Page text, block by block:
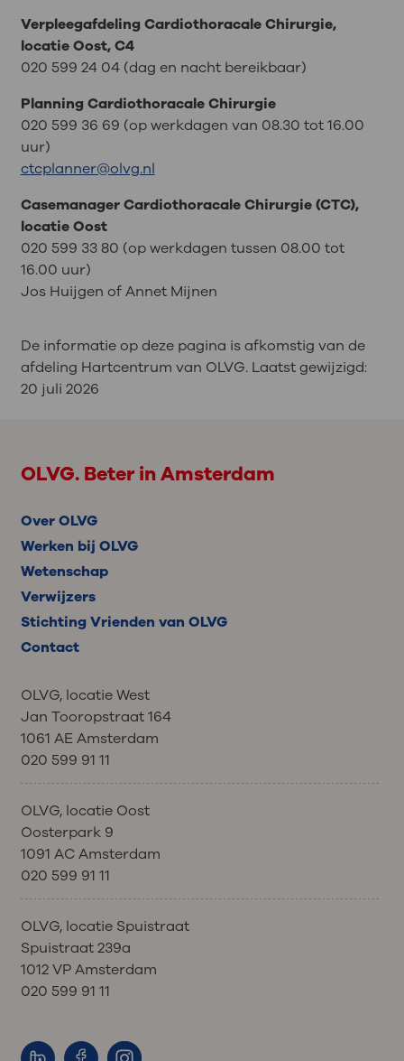
Verpleegafdeling Cardiothoracale Chirurgie,
locatie Oost, C4
020 599 24 04 (dag en nacht bereikbaar)
Planning Cardiothoracale Chirurgie
020 599 36 69 (op werkdagen van 08.30 tot 16.00
uur)
ctcplanner@olvg.nl
Casemanager Cardiothoracale Chirurgie (CTC),
locatie Oost
020 599 33 80 (op werkdagen tussen 08.00 tot
16.00 uur)
Jos Huijgen of Annet Mijnen
De informatie op deze pagina is afkomstig van de
afdeling Hartcentrum van OLVG. Laatst gewijzigd:
20 juli 2026
OLVG. Beter in Amsterdam
Over OLVG
Werken bij OLVG
Wetenschap
Verwijzers
Stichting Vrienden van OLVG
Contact
OLVG, locatie West
Jan Tooropstraat 164
1061 AE Amsterdam
020 599 91 11
OLVG, locatie Oost
Oosterpark 9
1091 AC Amsterdam
020 599 91 11
OLVG, locatie Spuistraat
Spuistraat 239a
1012 VP Amsterdam
020 599 91 11